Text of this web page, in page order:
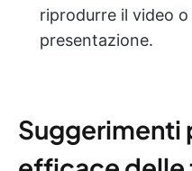
riprodurre il video
presentazione.
Suggerimenti